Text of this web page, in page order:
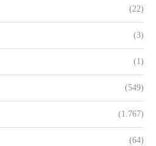
(22)
(3)
(1)
(549)
(1.767)
(64)